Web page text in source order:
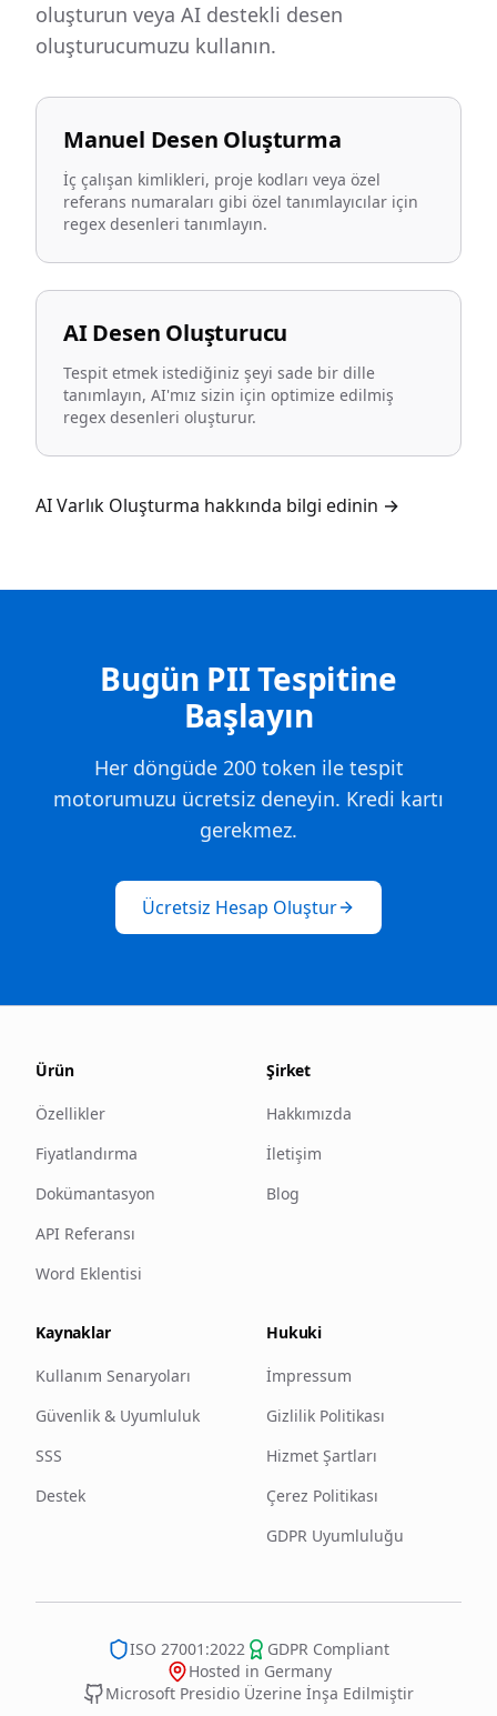
oluşturun veya AI destekli desen
oluşturucumuzu kullanın.
Manuel Desen Oluşturma
İç çalışan kimlikleri, proje kodları veya özel
referans numaraları gibi özel tanımlayıcılar için
regex desenleri tanımlayın.
AI Desen Oluşturucu
Tespit etmek istediğiniz şeyi sade bir dille
tanımlayın, AI'mız sizin için optimize edilmiş
regex desenleri oluşturur.
AI Varlık Oluşturma hakkında bilgi edinin →
Bugün PII Tespitine
Başlayın
Her döngüde 200 token ile tespit
motorumuzu ücretsiz deneyin. Kredi kartı
gerekmez.
Ücretsiz Hesap Oluştur
Ürün
Özellikler
Fiyatlandırma
Dokümantasyon
API Referansı
Word Eklentisi
Şirket
Hakkımızda
İletişim
Blog
Kaynaklar
Kullanım Senaryoları
Güvenlik & Uyumluluk
SSS
Destek
Hukuki
İmpressum
Gizlilik Politikası
Hizmet Şartları
Çerez Politikası
GDPR Uyumluluğu
ISO 27001:2022
GDPR Compliant
Hosted in Germany
Microsoft Presidio Üzerine İnşa Edilmiştir